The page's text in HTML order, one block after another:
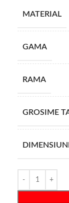
MATERIAL
GAMA
RAMA
GROSIME